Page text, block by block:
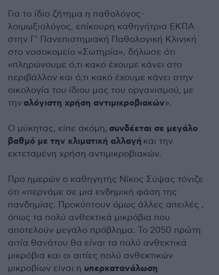
Για το ίδιο ζήτημα η παθολόγος-
λοιμωξιολόγος, επίκουρη καθηγήτρια ΕΚΠΑ
στην Γ’ Πανεπιστημιακή Παθολογική Κλινική
στο νοσοκομείο «Σωτηρία», δήλωσε ότι
«πληρώνουμε ό,τι κακό έχουμε κάνει στο
περιβάλλον και ό,τι κακό έχουμε κάνει στην
οικολογία του ίδιου μας του οργανισμού, με
την αλόγιστη χρήση αντιμικροβιακών».
Ο μύκητας, είπε ακόμη, συνδέεται σε μεγάλο
βαθμό με την κλιματική αλλαγή και την
εκτεταμένη χρήση αντιμικροβιακών.
Προ ημερών ο καθηγητής Νίκος Σύψας τόνιζε
ότι «περνάμε σε μια ενδημική φάση της
πανδημίας. Προκύπτουν όμως άλλες απειλές ,
όπως τα πολύ ανθεκτικά μικρόβια που
αποτελούν μεγάλο πρόβλημα. Το 2050 πρώτη
αιτία θανάτου θα είναι τα πολύ ανθεκτικά
μικρόβια και οι αιτίες πολύ ανθεκτικών
μικροβίων είναι η υπερκατανάλωση